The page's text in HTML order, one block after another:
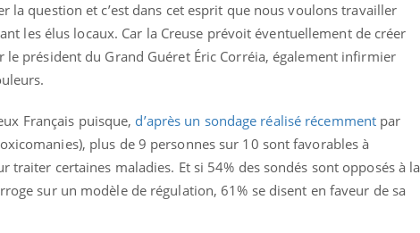
la question et c’est dans cet esprit que nous voulons travailler
les élus locaux. Car la Creuse prévoit éventuellement de créer
président du Grand Guéret Éric Corréia, également infirmier
Français puisque, d’après un sondage réalisé récemment par
plus de 9 personnes sur 10 sont favorables à
certaines maladies. Et si 54% des sondés sont opposés à la
sur un modèle de régulation, 61% se disent en faveur de sa